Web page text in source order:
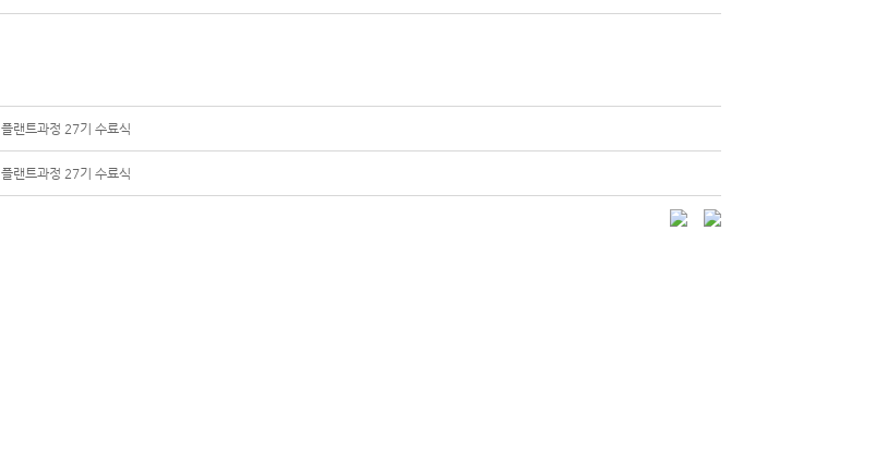
플랜트과정 27기 수료식
플랜트과정 27기 수료식